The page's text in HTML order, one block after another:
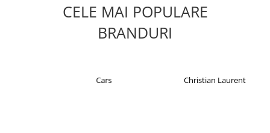
CELE MAI POPULARE
BRANDURI
Christian Laurent